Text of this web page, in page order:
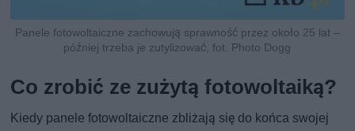
Panele fotowoltaiczne zachowują sprawność przez około 25 lat –
później trzeba je zutylizować, fot. Photo Dogg
Co zrobić ze zużytą fotowoltaiką?
Kiedy panele fotowoltaiczne zbliżają się do końca swojej